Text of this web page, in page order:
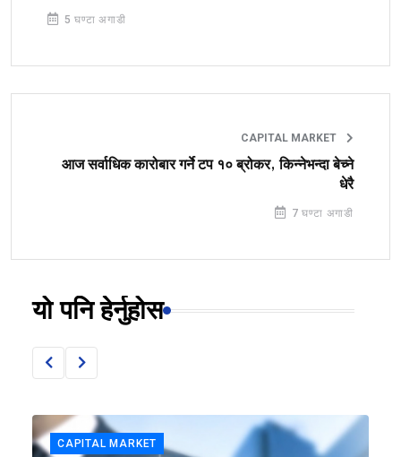
5 घण्टा अगाडी
CAPITAL MARKET
आज सर्वाधिक कारोबार गर्ने टप १० ब्रोकर, किन्नेभन्दा बेच्ने
धेरै
7 घण्टा अगाडी
यो पनि हेर्नुहोस
CAPITAL MARKET